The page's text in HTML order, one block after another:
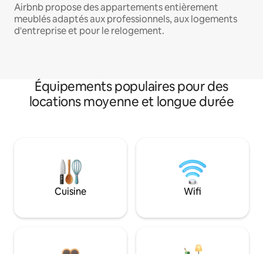
Airbnb propose des appartements entièrement
meublés adaptés aux professionnels, aux logements
d'entreprise et pour le relogement.
Équipements populaires pour des
locations moyenne et longue durée
Cuisine Wifi